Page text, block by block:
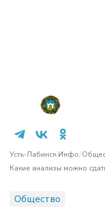
Усть-Лабинск Инфо/
Какие анализы можно
Общество